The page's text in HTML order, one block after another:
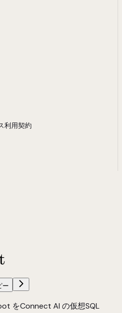
利用契約
ー
をConnect AI の仮想SQL